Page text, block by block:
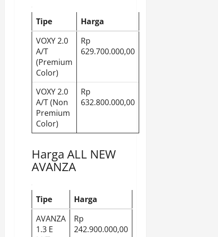
Tipe
Harga
VOXY 2.0
A/T
(Premium
Color)
Rp
629.700.000,00
VOXY 2.0
A/T (Non
Premium
Color)
Rp
632.800.000,00
Harga ALL NEW
AVANZA
Tipe
Harga
AVANZA
1.3 E
Rp
242.900.000,00